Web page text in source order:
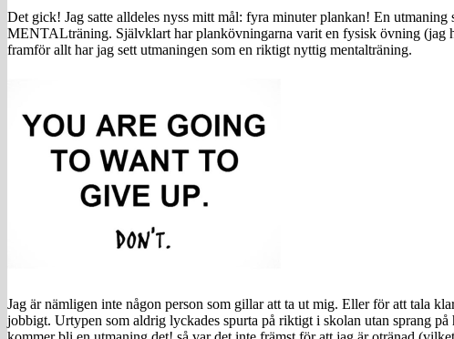
Det gick! Jag satte alldeles nyss mitt mål: fyra minuter plankan! En
MENTALträning. Självklart har plankövningarna varit en fysisk övning (jag
framför allt har jag sett utmaningen som en riktigt nyttig mentalträning.
Jag är nämligen inte någon person som gillar att ta ut mig. Eller för att tala
jobbigt. Urtypen som aldrig lyckades spurta på riktigt i skolan utan sprang